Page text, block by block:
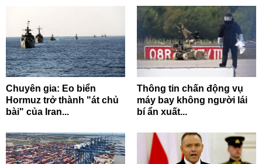
Chuyên gia: Eo biển
Hormuz trở thành "át chủ
bài" của Iran...
Thông tin chấn động vụ
máy bay không người lái
bí ẩn xuất...